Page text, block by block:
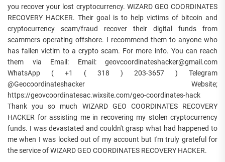
you recover your lost cryptocurrency. WIZARD GEO COORDINATES
RECOVERY HACKER. Their goal is to help victims of bitcoin and
cryptocurrency scam/fraud recover their digital funds from
scammers operating offshore. I recommend them to anyone who
has fallen victim to a crypto scam. For more info. You can reach
them via Email: Email: geovcoordinateshacker@gmail.com
WhatsApp ( +1 ( 318 ) 203-3657 ) Telegram
@Geocoordinateshacker Website;
https://geovcoordinatesac.wixsite.com/geo-coordinates-hack
Thank you so much WIZARD GEO COORDINATES RECOVERY
HACKER for assisting me in recovering my stolen cryptocurrency
funds. I was devastated and couldn't grasp what had happened to
me when I was locked out of my account but I'm truly grateful for
the service of WIZARD GEO COORDINATES RECOVERY HACKER.